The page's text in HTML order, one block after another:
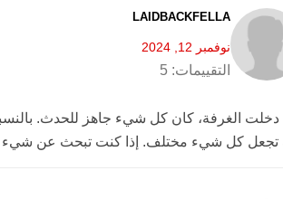
LAIDBACKFELLA
نوفمبر 12, 2024
التقييمات: 5
دخلت الغرفة، كان كل شيء جاهز للحدث.
كل شيء مختلف. إذا كنت تبحث عن شيء في